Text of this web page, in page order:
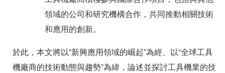
領域的公司和研究機構合作，共同推動相關技術
和應用的創新。
於此，本文將以“新興應用領域的崛起”為經、以“全球工具
機廠商的技術動態與趨勢”為緯，論述並探討工具機業的技